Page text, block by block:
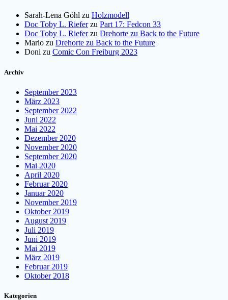
Sarah-Lena Göhl zu Holzmodell
Doc Toby L. Rieferzu Part 17: Fedcon 33
Doc Toby L. Rieferzu Drehorte zu Back to the Future
Mario zu Drehorte zu Back to the Future
Doni zu Comic Con Freiburg 2023
Archiv
September 2023
März 2023
September 2022
Juni 2022
Mai 2022
Dezember 2020
November 2020
September 2020
Mai 2020
April 2020
Februar 2020
Januar 2020
November 2019
Oktober 2019
August 2019
Juli 2019
Juni 2019
Mai 2019
März 2019
Februar 2019
Oktober 2018
Kategorien